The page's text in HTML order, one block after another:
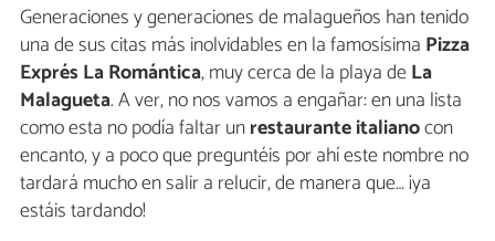
Generaciones y generaciones de malagueños han tenido
una de sus citas más inolvidables en la famosísima Pizza
Exprés La Romántica, muy cerca de la playa deLa
Malagueta. A ver, no nos vamos a engañar: en una lista
como esta no podía faltar unrestaurante italianocon
encanto, y a poco que preguntéis por ahí este nombre no
tardará mucho en salir a relucir, de manera que… ¡ya
estáis tardando!